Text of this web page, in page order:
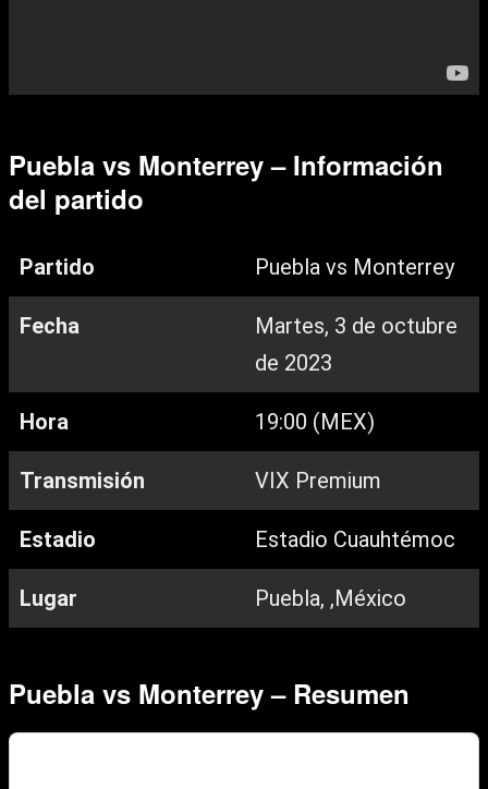
Puebla vs Monterrey – Información
del partido
Partido Puebla vs Monterrey
Fecha
Martes, 3 de octubre
de 2023
Hora 19:00 (MEX)
Transmisión VIX Premium
Estadio Estadio Cuauhtémoc
Lugar Puebla, ,México
Puebla vs Monterrey – Resumen